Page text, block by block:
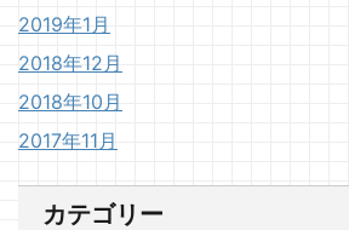
2019年1月
2018年12月
2018年10月
2017年11月
カテゴリー